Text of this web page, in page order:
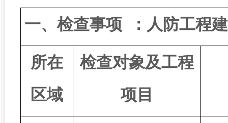
一、检查事项 ： 人防工程
所在
区域
检查对象及工程
项目